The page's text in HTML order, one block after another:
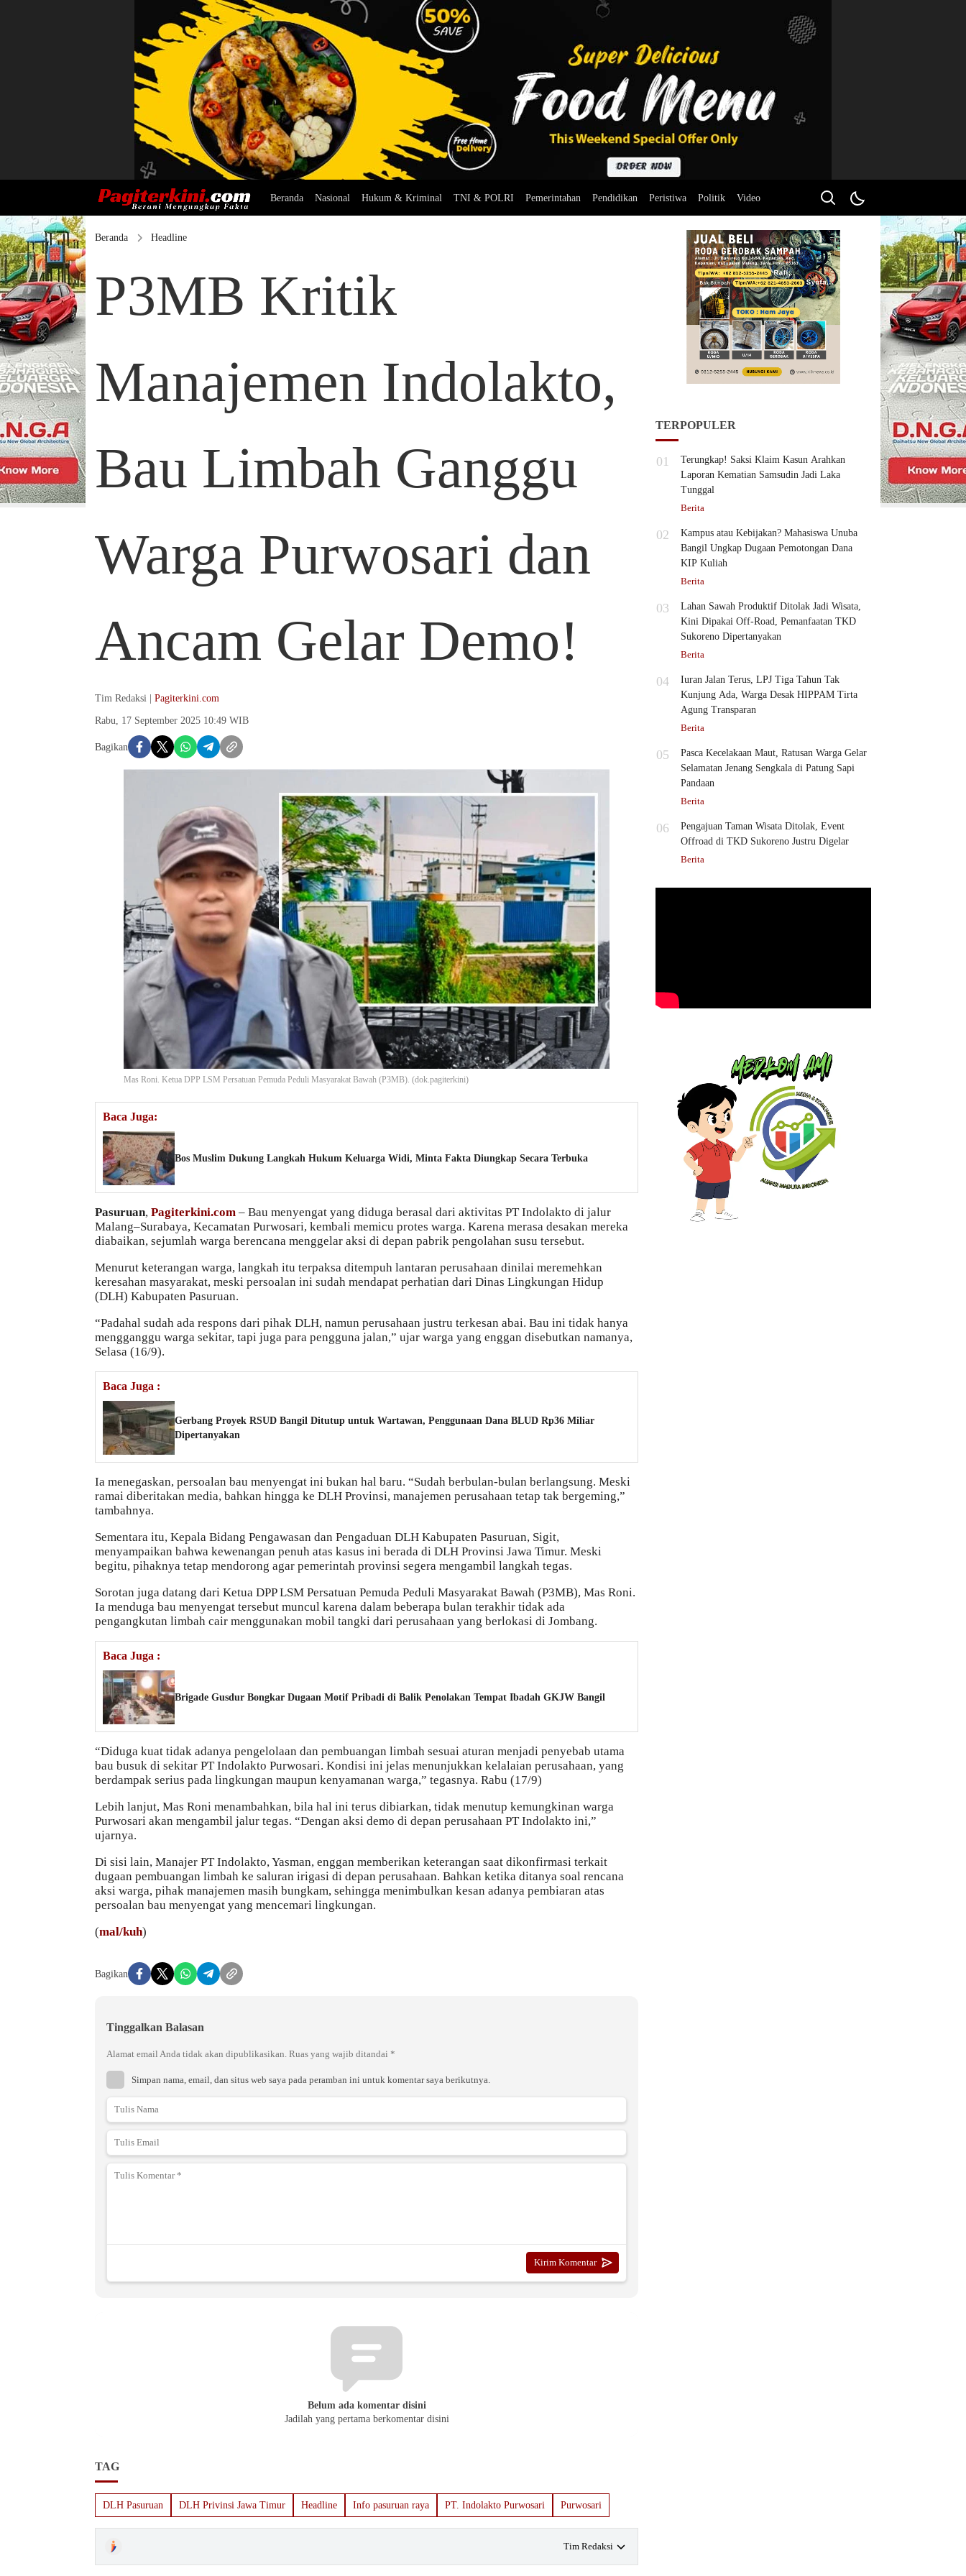
Beranda Nasional Hukum & Kriminal TNI & POLRI Pemerintahan Pendidikan Peristiwa Politik Video
Beranda Headline
P3MB Kritik
Manajemen Indolakto,
Bau Limbah Ganggu
Warga Purwosari dan
Ancam Gelar Demo!
Tim Redaksi | Pagiterkini.com
Rabu, 17 September 2025 10:49 WIB
Bagikan
Mas Roni. Ketua DPP LSM Persatuan Pemuda Peduli Masyarakat Bawah (P3MB). (dok.pagiterkini)
Baca Juga:
Bos Muslim Dukung Langkah Hukum Keluarga Widi, Minta Fakta Diungkap Secara Terbuka
Pasuruan, Pagiterkini.com – Bau menyengat yang diduga berasal dari aktivitas PT Indolakto di jalur
Malang–Surabaya, Kecamatan Purwosari, kembali memicu protes warga. Karena merasa desakan mereka
diabaikan, sejumlah warga berencana menggelar aksi di depan pabrik pengolahan susu tersebut.
Menurut keterangan warga, langkah itu terpaksa ditempuh lantaran perusahaan dinilai meremehkan
keresahan masyarakat, meski persoalan ini sudah mendapat perhatian dari Dinas Lingkungan Hidup
(DLH) Kabupaten Pasuruan.
“Padahal sudah ada respons dari pihak DLH, namun perusahaan justru terkesan abai. Bau ini tidak hanya
mengganggu warga sekitar, tapi juga para pengguna jalan,” ujar warga yang enggan disebutkan namanya,
Selasa (16/9).
Baca Juga :
Gerbang Proyek RSUD Bangil Ditutup untuk Wartawan, Penggunaan Dana BLUD Rp36 Miliar
Dipertanyakan
Ia menegaskan, persoalan bau menyengat ini bukan hal baru. “Sudah berbulan-bulan berlangsung. Meski
ramai diberitakan media, bahkan hingga ke DLH Provinsi, manajemen perusahaan tetap tak bergeming,”
tambahnya.
Sementara itu, Kepala Bidang Pengawasan dan Pengaduan DLH Kabupaten Pasuruan, Sigit,
menyampaikan bahwa kewenangan penuh atas kasus ini berada di DLH Provinsi Jawa Timur. Meski
begitu, pihaknya tetap mendorong agar pemerintah provinsi segera mengambil langkah tegas.
Sorotan juga datang dari Ketua DPP LSM Persatuan Pemuda Peduli Masyarakat Bawah (P3MB), Mas Roni.
Ia menduga bau menyengat tersebut muncul karena dalam beberapa bulan terakhir tidak ada
pengangkutan limbah cair menggunakan mobil tangki dari perusahaan yang berlokasi di Jombang.
Baca Juga :
Brigade Gusdur Bongkar Dugaan Motif Pribadi di Balik Penolakan Tempat Ibadah GKJW Bangil
“Diduga kuat tidak adanya pengelolaan dan pembuangan limbah sesuai aturan menjadi penyebab utama
bau busuk di sekitar PT Indolakto Purwosari. Kondisi ini jelas menunjukkan kelalaian perusahaan, yang
berdampak serius pada lingkungan maupun kenyamanan warga,” tegasnya. Rabu (17/9)
Lebih lanjut, Mas Roni menambahkan, bila hal ini terus dibiarkan, tidak menutup kemungkinan warga
Purwosari akan mengambil jalur tegas. “Dengan aksi demo di depan perusahaan PT Indolakto ini,”
ujarnya.
Di sisi lain, Manajer PT Indolakto, Yasman, enggan memberikan keterangan saat dikonfirmasi terkait
dugaan pembuangan limbah ke saluran irigasi di depan perusahaan. Bahkan ketika ditanya soal rencana
aksi warga, pihak manajemen masih bungkam, sehingga menimbulkan kesan adanya pembiaran atas
persoalan bau menyengat yang mencemari lingkungan.
(mal/kuh)
Bagikan
Tinggalkan Balasan
Alamat email Anda tidak akan dipublikasikan. Ruas yang wajib ditandai *
Simpan nama, email, dan situs web saya pada peramban ini untuk komentar saya berikutnya.
Belum ada komentar disini
Jadilah yang pertama berkomentar disini
TAG
DLH Pasuruan DLH Privinsi Jawa Timur Headline Info pasuruan raya PT. Indolakto Purwosari Purwosari
Tim Redaksi
TERPOPULER
01
Terungkap! Saksi Klaim Kasun Arahkan
Laporan Kematian Samsudin Jadi Laka
Tunggal
Berita
02
Kampus atau Kebijakan? Mahasiswa Unuba
Bangil Ungkap Dugaan Pemotongan Dana
KIP Kuliah
Berita
03
Lahan Sawah Produktif Ditolak Jadi Wisata,
Kini Dipakai Off-Road, Pemanfaatan TKD
Sukoreno Dipertanyakan
Berita
04
Iuran Jalan Terus, LPJ Tiga Tahun Tak
Kunjung Ada, Warga Desak HIPPAM Tirta
Agung Transparan
Berita
05
Pasca Kecelakaan Maut, Ratusan Warga Gelar
Selamatan Jenang Sengkala di Patung Sapi
Pandaan
Berita
06
Pengajuan Taman Wisata Ditolak, Event
Offroad di TKD Sukoreno Justru Digelar
Berita